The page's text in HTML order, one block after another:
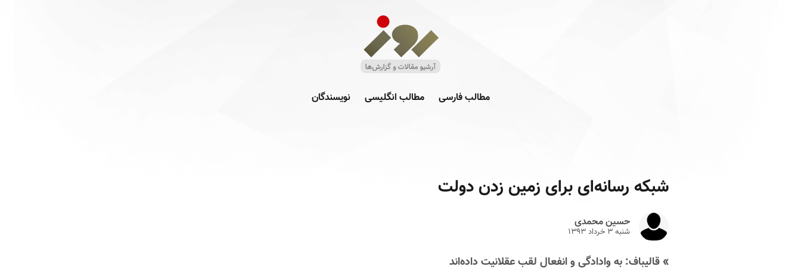
مطالب فارسی مطالب انگلیسی نویسندگان
شبکه‌ رسانه‌ای برای زمین زدن دولت
حسین محمدی
شنبه ۳ خرداد ۱۳۹۳
» قالیباف: به وادادگی و انفعال لقب عقلانیت داده‌اند